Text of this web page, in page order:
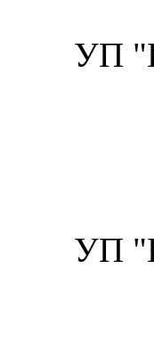
УП
УП